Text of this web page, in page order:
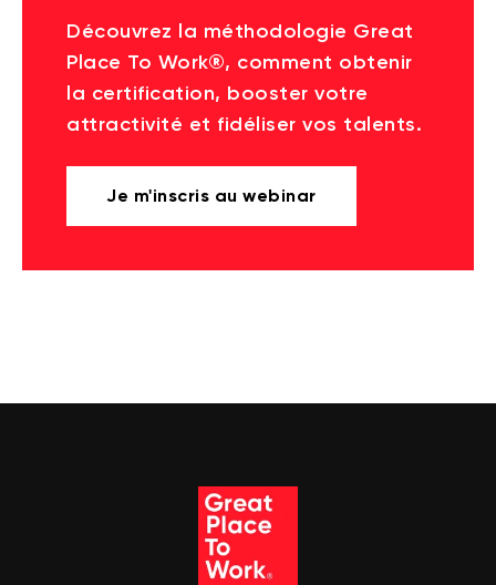
Découvrez la méthodologie Great
Place To Work®, comment obtenir
la certification, booster votre
attractivité et fidéliser vos talents.
Je m'inscris au webinar